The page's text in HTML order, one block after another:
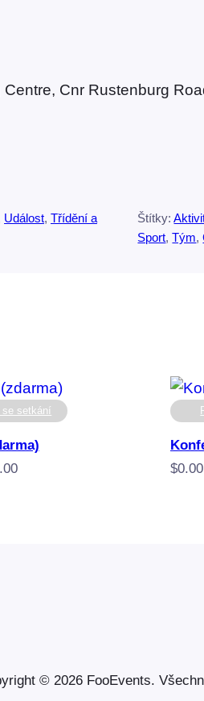
Cnr Rustenburg
Událost, Třídění a
Štítky:
Sport, Tým,
se setkání
Cenové
$0.00
© 2026 FooEvents.